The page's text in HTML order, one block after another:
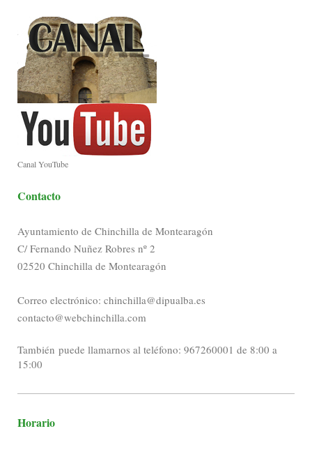
Canal YouTube
Contacto
Ayuntamiento de Chinchilla de Montearagón
C/ Fernando Nuñez Robres nº 2
02520 Chinchilla de Montearagón
Correo electrónico: chinchilla@dipualba.es
contacto@webchinchilla.com
También puede llamarnos al teléfono: 967260001 de 8:00 a
15:00
Horario